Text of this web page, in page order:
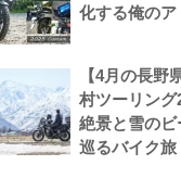
化する俺のア
【4月の長野
村ツーリン
絶景と雪の
巡るバイク旅